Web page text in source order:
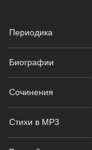
Периодика
Биографии
Сочинения
Стихи в MP3